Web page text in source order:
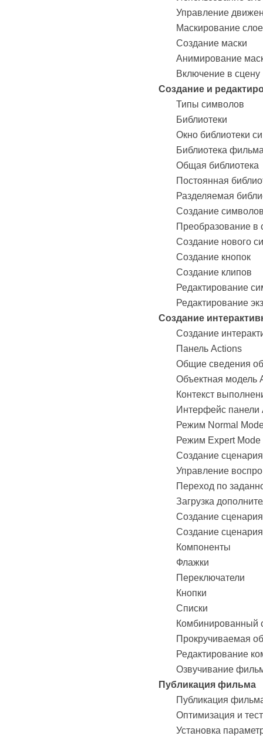
Управление
Маскирование
Создание маски
Анимирование
Включение в
Создание и
Типы символов
Библиотеки
Окно библиотеки
Библиотека
Общая библиотека
Постоянная
Разделяемая
Создание
Преобразование в
Создание нового
Создание кнопок
Создание клипов
Редактирование
Редактирование
Создание
Создание
Панель Actions
Общие сведения
Объектная модель
Контекст
Интерфейс панели
Режим Normal
Режим Expert Mode
Создание
Управление
Переход по
Загрузка
Создание
Создание
Компоненты
Флажки
Переключатели
Кнопки
Списки
Комбинированный
Прокручиваемая
Редактирование
Озвучивание
Публикация фильма
Публикация
Оптимизация и
Установка